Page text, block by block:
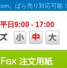
。ばら売り対応可能！
日9:00 - 17:00